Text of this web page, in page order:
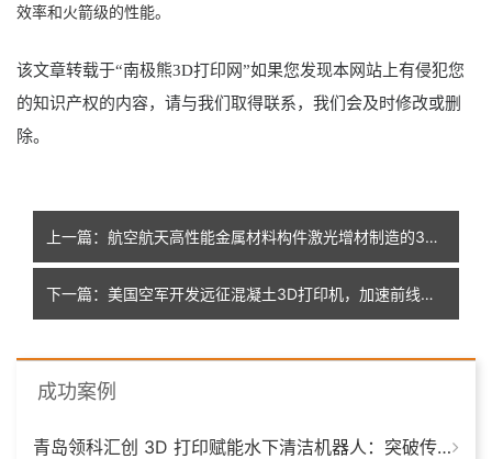
效率和火箭级的性能。
该文章转载于“南极熊3D打印网”如果您发现本网站上有侵犯您
的知识产权的内容，请与我们取得联系，我们会及时修改或删
除。
上一篇：航空航天高性能金属材料构件激光增材制造的3类典型材料及应用挑战
下一篇：美国空军开发远征混凝土3D打印机，加速前线基础设施建设
成功案例
青岛领科汇创 3D 打印赋能水下清洁机器人：突破传统制造，深耕海洋智能装备新场景